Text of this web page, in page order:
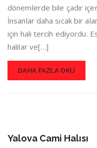
dönemlerde bile çadır
İnsanlar daha sıcak bir
için halı tercih ediyordu.
halılar ve[…]
DAHA FAZLA OKU
Yalova Cami Halısı